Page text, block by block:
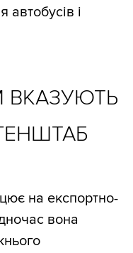
автобусів і
ВКАЗУЮТЬ
на експортно-
вона